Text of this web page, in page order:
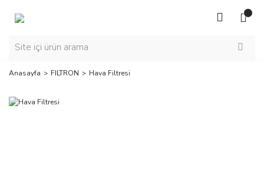
Anasayfa FILTRON Hava Filtresi